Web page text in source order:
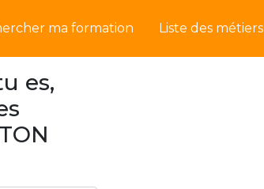
ma formation Liste des métiers
es,